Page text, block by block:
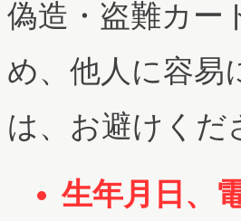
偽造・盗難カー
め、他人に容易
は、お避けくだ
生年月日、